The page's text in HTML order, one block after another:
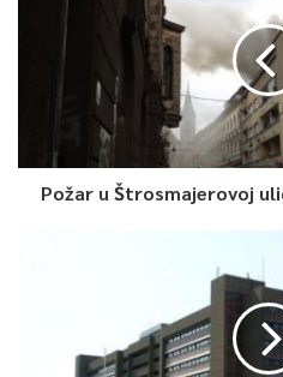
Požar u Štrosmajerovoj